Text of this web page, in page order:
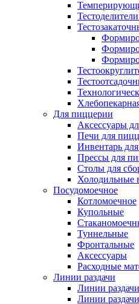
Для пиццерии
Аксессуары
Печи для
Инвентарь
Прессы для
Столы для
Холодильные
Посудомоечное
Котломоечное
Купольные
Туннельные
Фронтальные
Аксессуары
Расходные
Линии раздачи
Линии
Линии